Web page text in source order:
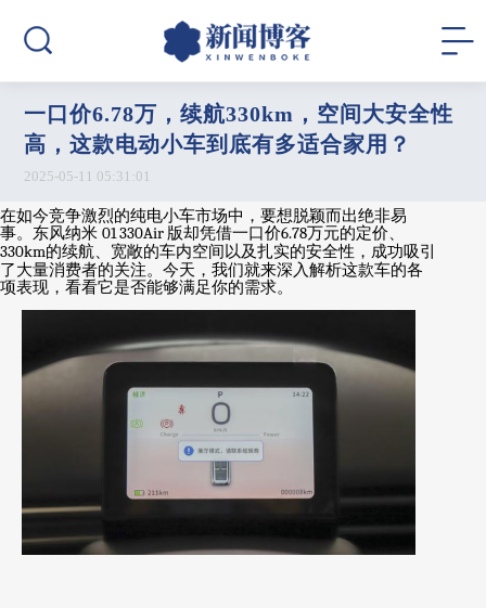
一口价6.78万，续航330km，空间大安全性
高，这款电动小车到底有多适合家用？
2025-05-11 05:31:01
在如今竞争激烈的纯电小车市场中，要想脱颖而出绝非易
事。东风纳米 01 330Air 版却凭借一口价6.78万元的定价、
330km的续航、宽敞的车内空间以及扎实的安全性，成功吸引
了大量消费者的关注。今天，我们就来深入解析这款车的各
项表现，看看它是否能够满足你的需求。